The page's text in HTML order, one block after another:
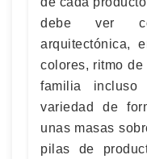
debe ver
arquitectónica,
colores, ritmo
familia
variedad de
unas masas
pilas de